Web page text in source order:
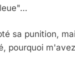
sa punition,
pourquoi